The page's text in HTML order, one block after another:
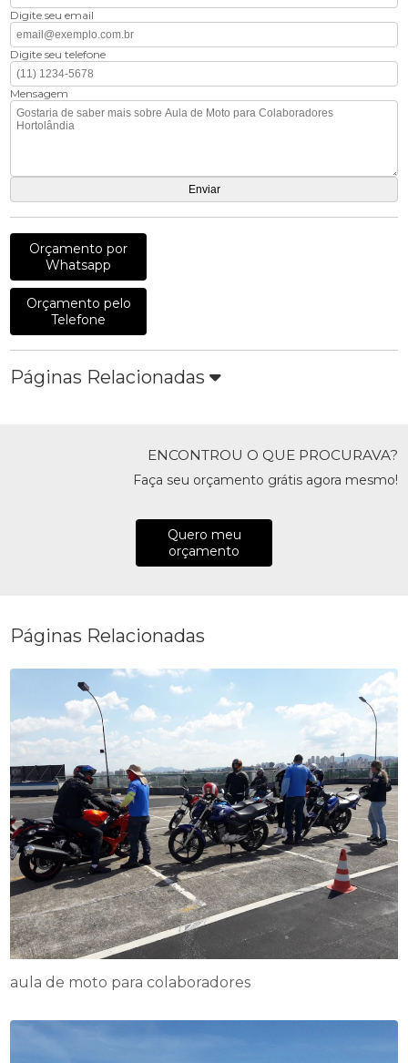
Digite seu email
Digite seu telefone
Mensagem
Orçamento por
Whatsapp
Orçamento pelo
Telefone
Páginas Relacionadas
ENCONTROU O QUE PROCURAVA?
Faça seu orçamento grátis agora mesmo!
Quero meu
orçamento
Páginas Relacionadas
aula de moto para colaboradores